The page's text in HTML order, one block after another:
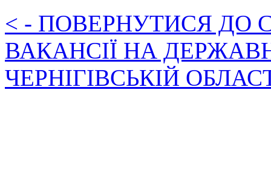
< - ПОВЕРНУТИСЯ ДО
ВАКАНСІЇ НА
ЧЕРНІГІВСЬКІЙ